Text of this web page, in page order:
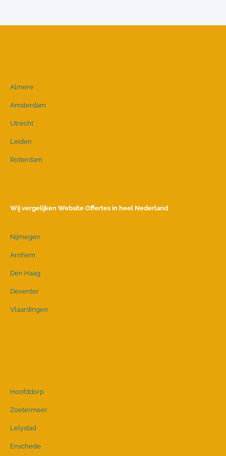
Almere
Amsterdam
Utrecht
Leiden
Rotterdam
Wij vergelijken Website Offertes in heel Nederland
Nijmegen
Arnhem
Den Haag
Deventer
Vlaardingen
Hoofddorp
Zoetermeer
Lelystad
Enschede